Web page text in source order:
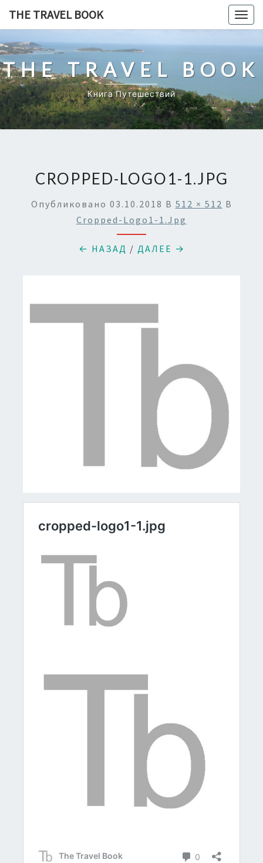
содержимому
THE TRAVEL BOOK
THE TRAVEL BOOK
Книга Путешествий
CROPPED-LOGO1-1.JPG
Опубликовано 03.10.2018 В 512 × 512 В
Cropped-Logo1-1.jpg
← НАЗАД / ДАЛЕЕ →